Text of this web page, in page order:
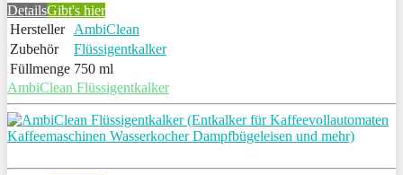
DetailsGibt's hier
Hersteller
AmbiClean
Zubehör
Flüssigentkalker
Füllmenge 750 ml
AmbiClean Flüssigentkalker